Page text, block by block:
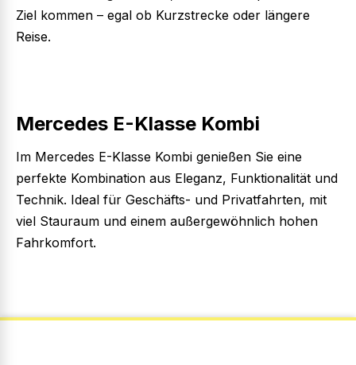
Ziel kommen – egal ob Kurzstrecke oder längere
Reise.
Mercedes E-Klasse Kombi
Im Mercedes E-Klasse Kombi genießen Sie eine
perfekte Kombination aus Eleganz, Funktionalität und
Technik. Ideal für Geschäfts- und Privatfahrten, mit
viel Stauraum und einem außergewöhnlich hohen
Fahrkomfort.